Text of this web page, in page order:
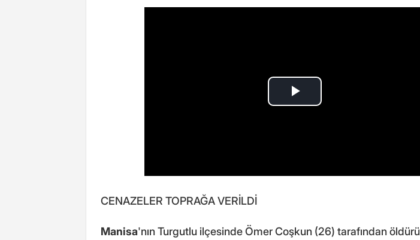
CENAZELER TOPRAĞA VERİLDİ
Manisa'nın Turgutlu ilçesinde Ömer Coşkun (26) tarafından